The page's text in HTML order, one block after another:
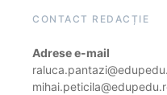
CONTACT REDACȚIE
Adrese e-mail